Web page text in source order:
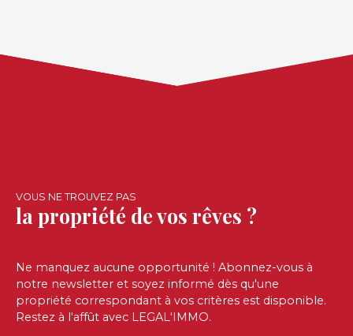
VOUS NE TROUVEZ PAS
la propriété de vos rêves ?
Ne manquez aucune opportunité ! Abonnez-vous à
notre newsletter et soyez informé dès qu'une
propriété correspondant à vos critères est disponible.
Restez à l'affût avec LEGAL'IMMO.